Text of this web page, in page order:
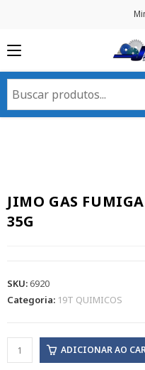
JIMO GAS
35G
SKU:6920
Categoria: 19T QUIMICOS
ADICIONAR AO